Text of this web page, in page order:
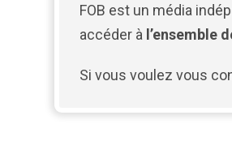
FOB est un média
accéder à l’ensemble
Si vous voulez vous